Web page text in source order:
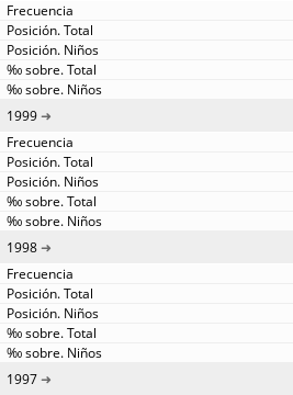
1999
1998
1997